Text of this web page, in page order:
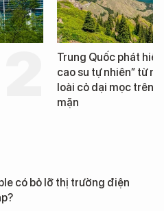
Loạt dự án bất động
Đà Nẵng sắp bị kiểm
có bỏ lỡ thị trường điện